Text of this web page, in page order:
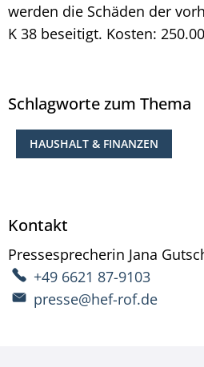
werden die Schäden der
K 38 beseitigt. Kosten:
Schlagworte zum Thema
HAUSHALT & FINANZEN
Kontakt
Pressesprecherin Jana
+49 6621 87-9103
presse@hef-rof.de